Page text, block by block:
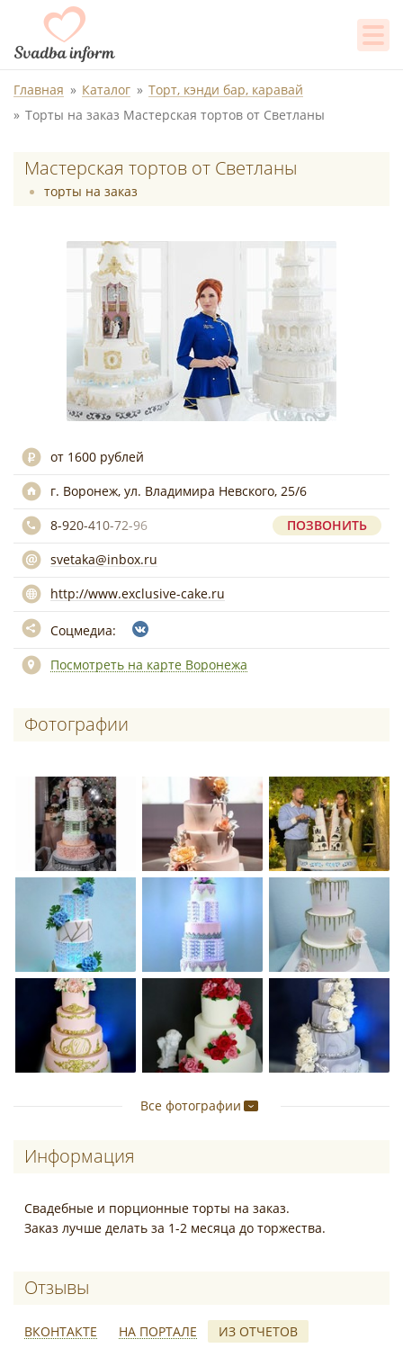
Главная Каталог
Торт, кэнди бар, каравай
Торты на заказ Мастерская тортов от Светланы
Мастерская тортов от Светланы
торты на заказ
от 1600 рублей
г. Воронеж, ул. Владимира Невского, 25/6
8-920-410-72-96
ПОЗВОНИТЬ
svetaka@inbox.ru
http://www.exclusive-cake.ru
Соцмедиа:
Посмотреть на карте Воронежа
Информация
Свадебные и порционные торты на заказ.
Заказ лучше делать за 1-2 месяца до торжества.
Фотографии
Все фотографии
Отзывы о Мастерская тортов от
ВКОНТАКТЕ НА ПОРТАЛЕ ИЗ ОТЧЕТОВ